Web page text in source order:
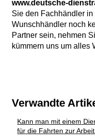
www.deutsche-
Sie den Fachhändler
Wunschhändler noch
Partner sein, nehmen
kümmern uns um alles
Verwandte
Kann man mit einem
für die Fahrten zur